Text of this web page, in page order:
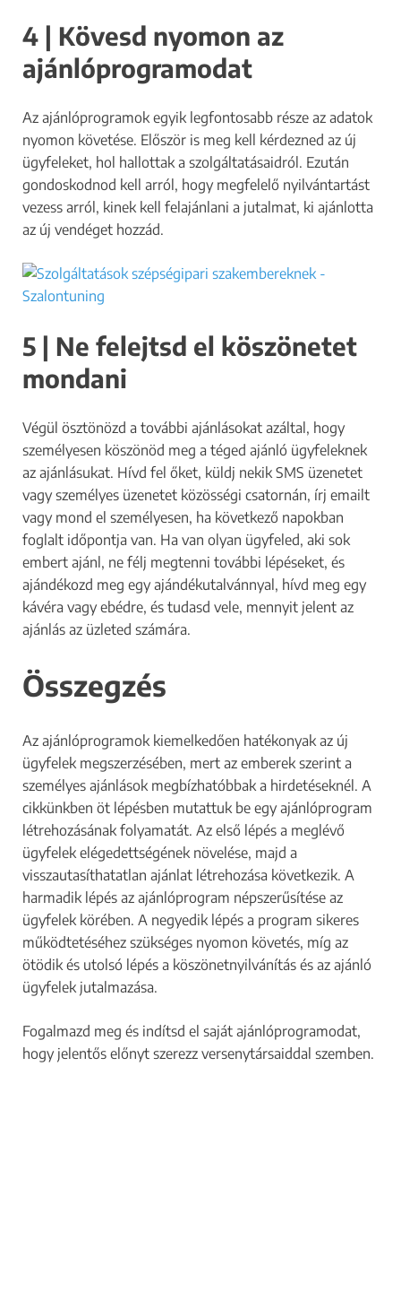
f
g
a
l
k
o
z
o
?
m
k
ö
d
k
4 | Kövesd nyomon az
ajánlóprogramodat
Az ajánlóprogramok egyik legfontosabb része az adatok
nyomon követése. Először is meg kell kérdezned az új
ügyfeleket, hol hallottak a szolgáltatásaidról. Ezután
gondoskodnod kell arról, hogy megfelelő nyilvántartást
vezess arról, kinek kell felajánlani a jutalmat, ki ajánlotta
az új vendéget hozzád.
5 | Ne felejtsd el köszönetet
mondani
Végül ösztönözd a további ajánlásokat azáltal, hogy
személyesen köszönöd meg a téged ajánló ügyfeleknek
az ajánlásukat. Hívd fel őket, küldj nekik SMS üzenetet
vagy személyes üzenetet közösségi csatornán, írj emailt
vagy mond el személyesen, ha következő napokban
foglalt időpontja van. Ha van olyan ügyfeled, aki sok
embert ajánl, ne félj megtenni további lépéseket, és
ajándékozd meg egy ajándékutalvánnyal, hívd meg egy
kávéra vagy ebédre, és tudasd vele, mennyit jelent az
ajánlás az üzleted számára.
Összegzés
Az ajánlóprogramok kiemelkedően hatékonyak az új
ügyfelek megszerzésében, mert az emberek szerint a
személyes ajánlások megbízhatóbbak a hirdetéseknél. A
cikkünkben öt lépésben mutattuk be egy ajánlóprogram
létrehozásának folyamatát. Az első lépés a meglévő
ügyfelek elégedettségének növelése, majd a
visszautasíthatatlan ajánlat létrehozása következik. A
harmadik lépés az ajánlóprogram népszerűsítése az
ügyfelek körében. A negyedik lépés a program sikeres
működtetéséhez szükséges nyomon követés, míg az
ötödik és utolsó lépés a köszönetnyilvánítás és az ajánló
ügyfelek jutalmazása.
Fogalmazd meg és indítsd el saját ajánlóprogramodat,
hogy jelentős előnyt szerezz versenytársaiddal szemben.